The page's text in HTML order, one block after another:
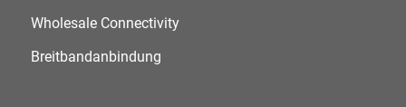
Wholesale Connectivity
Breitbandanbindung